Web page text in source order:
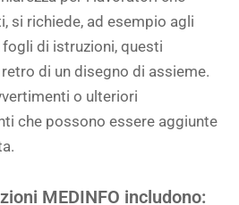
si richiede, ad esempio agli
di istruzioni, questi
di un disegno di assieme.
o ulteriori
che possono essere aggiunte
MEDINFO includono: